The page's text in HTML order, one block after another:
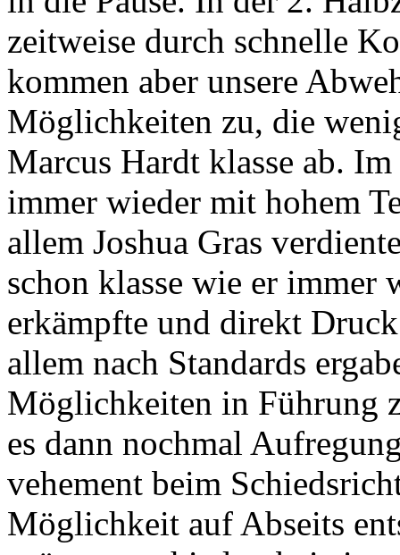
zeitweise durch schnelle
kommen aber unsere
Möglichkeiten zu, die
Marcus Hardt klasse ab.
immer wieder mit hohem
allem Joshua Gras
schon klasse wie er
erkämpfte und direkt
allem nach Standards
Möglichkeiten in Führung
es dann nochmal
vehement beim
Möglichkeit auf Abseits